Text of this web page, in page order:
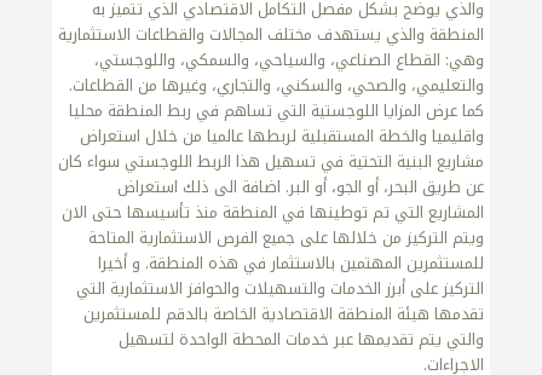
والذي يوضح بشكل مفصل التكامل الاقتصادي الذي تتميز به
المنطقة والذي يستهدف مختلف المجالات والقطاعات الاستثمارية
وهي: القطاع الصناعي، والسياحي، والسمكي، واللوجستي،
والتعليمي، والصحي، والسكني، والتجاري، وغيرها من القطاعات.
كما عرض المزايا اللوجستية التي تساهم في ربط المنطقة محليا
واقليميا والخطة المستقبلية لربطها عالميا من خلال استعراض
مشاريع البنية التحتية في تسهيل هذا الربط اللوجستي سواء كان
عن طريق البحر، أو الجو، أو البر. اضافة الى ذلك استعراض
المشاريع التي تم توطينها في المنطقة منذ تأسيسها حتى الان
ويتم التركيز من خلالها على جميع الفرص الاستثمارية المتاحة
للمستثمرين المهتمين بالاستثمار في هذه المنطقة. و أخيرا
التركيز على أبرز الخدمات والتسهيلات والحوافز الاستثمارية التي
تقدمها هيئة المنطقة الاقتصادية الخاصة بالدقم للمستثمرين
والتي يتم تقديمها عبر خدمات المحطة الواحدة لتسهيل
الاجراءات.